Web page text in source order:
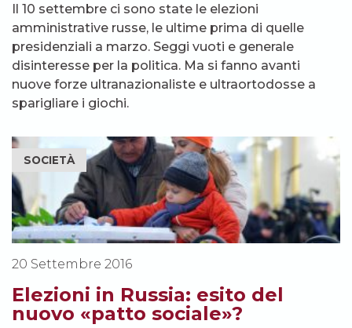
Il 10 settembre ci sono state le elezioni
amministrative russe, le ultime prima di quelle
presidenziali a marzo. Seggi vuoti e generale
disinteresse per la politica. Ma si fanno avanti
nuove forze ultranazionaliste e ultraortodosse a
sparigliare i giochi.
SOCIETÀ
20 Settembre 2016
Elezioni in Russia: esito del
nuovo «patto sociale»?